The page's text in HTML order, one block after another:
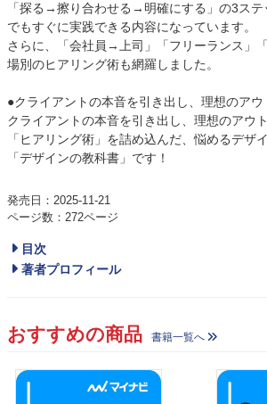
「探る→擦り合わせる→明確にする」の3ス
でもすぐに実践できる内容になっています。
さらに、「会社員→上司」「フリーランス」
場別のヒアリング術も網羅しました。
●クライアントの本音を引き出し、理想のアウ
クライアントの本音を引き出し、理想のアウ
「ヒアリング術」を詰め込んだ、悩めるデザ
「デザインの教科書」です！
発売日：2025-11-21
ページ数：272ページ
目次
著者プロフィール
おすすめの商品 書籍一覧へ